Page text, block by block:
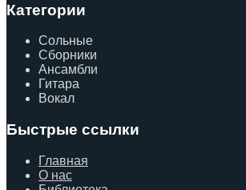
Категории
Сольные
Сборники
Ансамбли
Гитара
Вокал
Быстрые ссылки
Главная
О нас